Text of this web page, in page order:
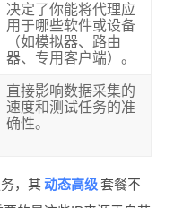
决定了你能将代理应
用于哪些软件或设备
（如模拟器、路由
器、专用客户端）。
直接影响数据采集的
速度和测试任务的准
确性。
，其动态高级 套餐不